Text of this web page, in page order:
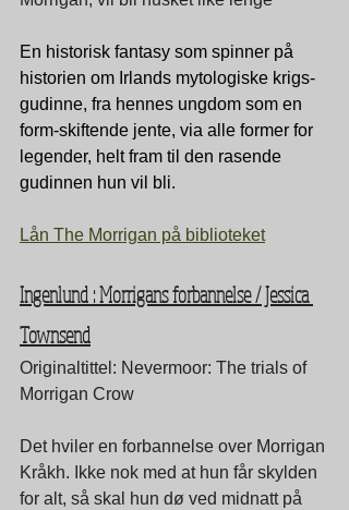
En historisk fantasy som spinner på
historien om Irlands mytologiske krigs-
gudinne, fra hennes ungdom som en
form-skiftende jente, via alle former for
legender, helt fram til den rasende
gudinnen hun vil bli.
Lån The Morrigan på biblioteket
Ingenlund : Morrigans forbannelse / Jessica
Townsend
Originaltittel: Nevermoor: The trials of
Morrigan Crow
Det hviler en forbannelse over Morrigan
Kråkh. Ikke nok med at hun får skylden
for alt, så skal hun dø ved midnatt på